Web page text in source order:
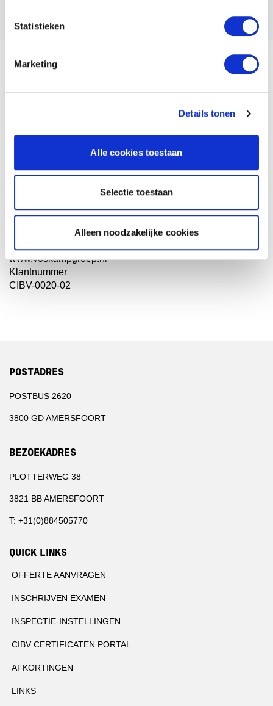
Statistieken
Marketing
Details tonen
Alle cookies toestaan
Selectie toestaan
Alleen noodzakelijke cookies
Postadres
Valutaboulevard 34
Amersfoort
E-mail adres
beveiliging.amersfoort@voskampgroep.nl
www.voskampgroep.nl
Klantnummer
CIBV-0020-02
POSTADRES
POSTBUS 2620
3800 GD AMERSFOORT
BEZOEKADRES
PLOTTERWEG 38
3821 BB AMERSFOORT
T: +31(0)884505770
QUICK LINKS
OFFERTE AANVRAGEN
INSCHRIJVEN EXAMEN
INSPECTIE-INSTELLINGEN
CIBV CERTIFICATEN PORTAL
AFKORTINGEN
LINKS